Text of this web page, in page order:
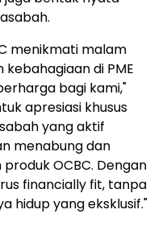
menikmati malam
di PME
bagi kami,"
apresiasi khusus
yang aktif
menabung dan
OCBC. Dengan
financially fit, tanpa
hidup yang eksklusif."